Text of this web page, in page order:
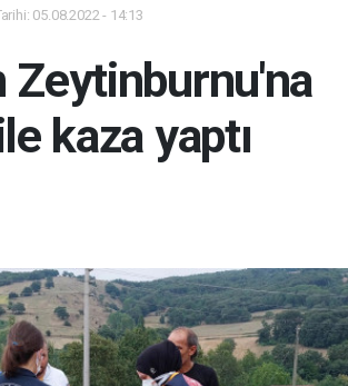
05.08.2022 - 14:13
Zeytinburnu'na
kaza yaptı